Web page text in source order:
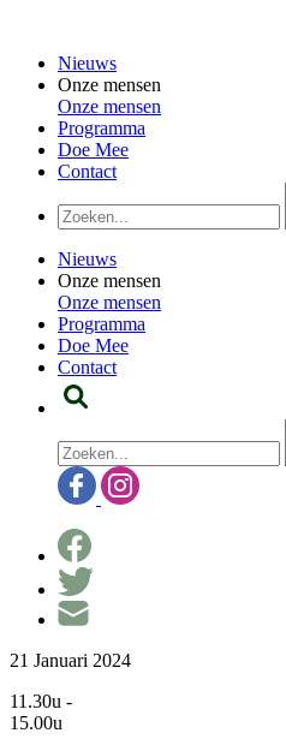
Nieuws
Onze mensen
Onze mensen
Programma
Doe Mee
Contact
Nieuws
Onze mensen
Onze mensen
Programma
Doe Mee
Contact
21 Januari 2024
11.30u -
15.00u